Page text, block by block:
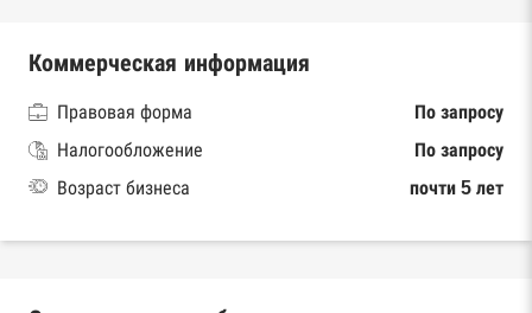
Коммерческая информация
Правовая форма
По запросу
Налогообложение
По запросу
Возраст бизнеса
почти 5 лет